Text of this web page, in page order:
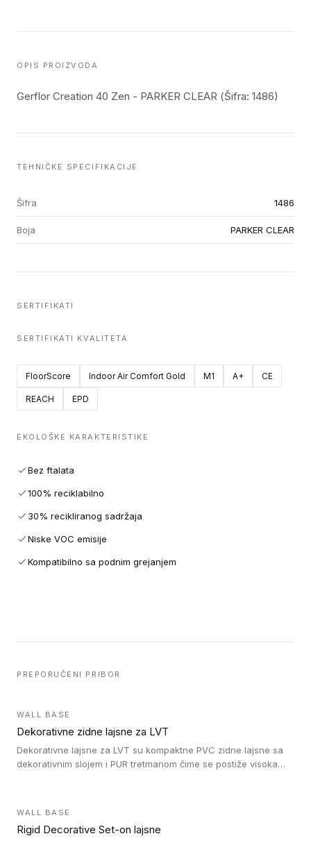
OPIS PROIZVODA
Gerflor Creation 40 Zen - PARKER CLEAR (Šifra: 1486)
TEHNIČKE SPECIFIKACIJE
Šifra 1486
Boja PARKER CLEAR
SERTIFIKATI
SERTIFIKATI KVALITETA
FloorScore Indoor Air Comfort Gold M1 A+ CE
REACH EPD
EKOLOŠKE KARAKTERISTIKE
Bez ftalata
100% reciklabilno
30% recikliranog sadržaja
Niske VOC emisije
Kompatibilno sa podnim grejanjem
PREPORUČENI PRIBOR
WALL BASE
Dekorativne zidne lajsne za LVT
Dekorativne lajsne za LVT su kompaktne PVC zidne lajsne sa
dekorativnim slojem i PUR tretmanom čime se postiže visoka
WALL BASE
Rigid Decorative Set-on lajsne